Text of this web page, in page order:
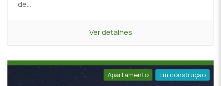
de...
Ver detalhes
Apartamento Em construção